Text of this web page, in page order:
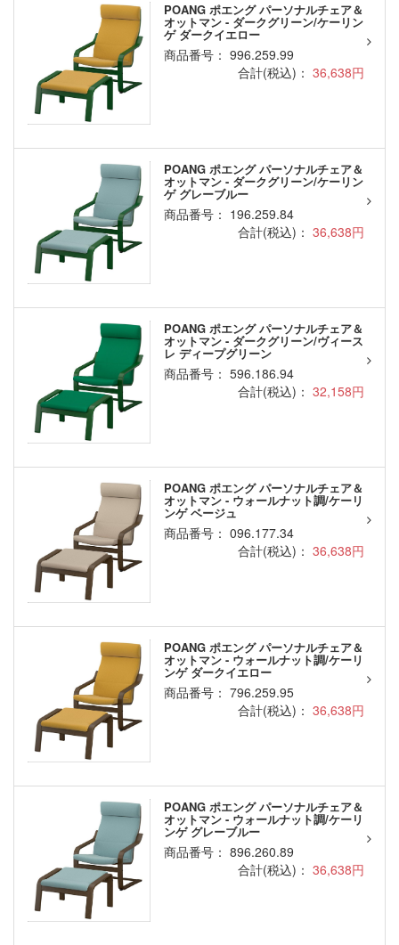
POANG ポエング パーソナルチェア＆
オットマン - ダークグリーン/ケーリン
ゲ ダークイエロー
商品番号： 996.259.99
合計(税込)： 36,638円
POANG ポエング パーソナルチェア＆
オットマン - ダークグリーン/ケーリン
ゲ グレーブルー
商品番号： 196.259.84
合計(税込)： 36,638円
POANG ポエング パーソナルチェア＆
オットマン - ダークグリーン/ヴィース
レ ディープグリーン
商品番号： 596.186.94
合計(税込)： 32,158円
POANG ポエング パーソナルチェア＆
オットマン - ウォールナット調/ケーリ
ンゲ ベージュ
商品番号： 096.177.34
合計(税込)： 36,638円
POANG ポエング パーソナルチェア＆
オットマン - ウォールナット調/ケーリ
ンゲ ダークイエロー
商品番号： 796.259.95
合計(税込)： 36,638円
POANG ポエング パーソナルチェア＆
オットマン - ウォールナット調/ケーリ
ンゲ グレーブルー
商品番号： 896.260.89
合計(税込)： 36,638円